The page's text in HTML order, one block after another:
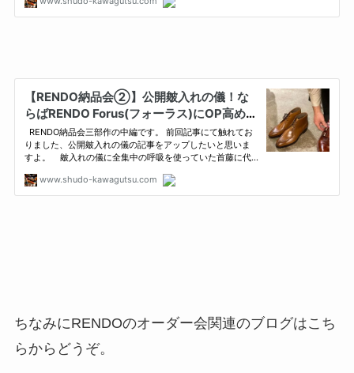
ちなみにRENDOのオーダー会関連のブログはこち
らからどうぞ。